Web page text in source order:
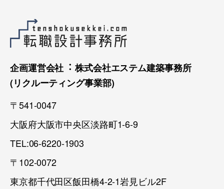
企画運営会社︓ 株式会社エステム建築事務所
(リクルーティング事業部)
〒541-0047
大阪府大阪市中央区淡路町1-6-9
TEL:06-6220-1903
〒102-0072
東京都千代田区飯田橋4-2-1岩見ビル2F